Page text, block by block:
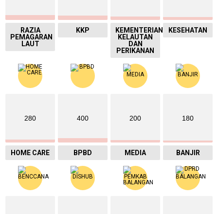
RAZIA
PEMAGARAN
LAUT
KKP
KEMENTERIAN
KELAUTAN
DAN
PERIKANAN
KESEHATAN
280
HOME CARE
400
BPBD
200
MEDIA
180
BANJIR